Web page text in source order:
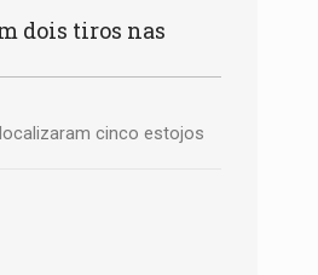
dois tiros nas
cinco estojos